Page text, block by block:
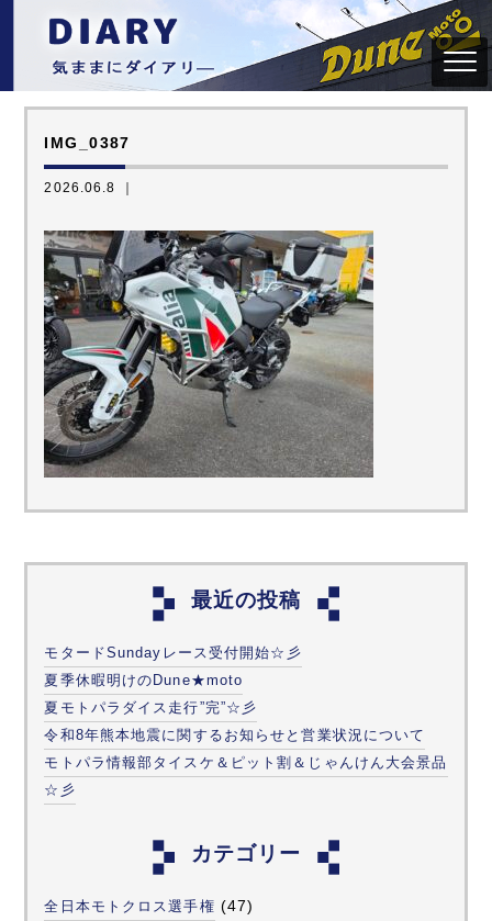
IMG_0387
2026.06.8 ｜
最近の投稿
モタードSundayレース受付開始☆彡
夏季休暇明けのDune★moto
夏モトパラダイス走行”完”☆彡
令和8年熊本地震に関するお知らせと営業状況について
モトパラ情報部タイスケ＆ピット割＆じゃんけん大会景品
☆彡
カテゴリー
全日本モトクロス選手権 (47)